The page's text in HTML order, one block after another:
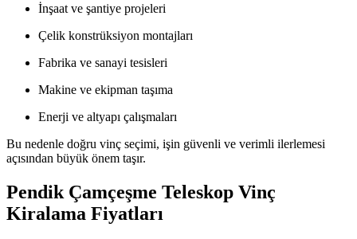
İnşaat ve şantiye projeleri
Çelik konstrüksiyon montajları
Fabrika ve sanayi tesisleri
Makine ve ekipman taşıma
Enerji ve altyapı çalışmaları
Bu nedenle doğru vinç seçimi, işin güvenli ve verimli ilerlemesi
açısından büyük önem taşır.
Pendik Çamçeşme Teleskop Vinç
Kiralama Fiyatları